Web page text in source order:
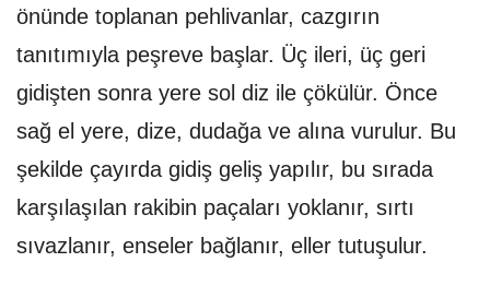
önünde toplanan pehlivanlar, cazgırın
tanıtımıyla peşreve başlar. Üç ileri, üç geri
gidişten sonra yere sol diz ile çökülür. Önce
sağ el yere, dize, dudağa ve alına vurulur. Bu
şekilde çayırda gidiş geliş yapılır, bu sırada
karşılaşılan rakibin paçaları yoklanır, sırtı
sıvazlanır, enseler bağlanır, eller tutuşulur.